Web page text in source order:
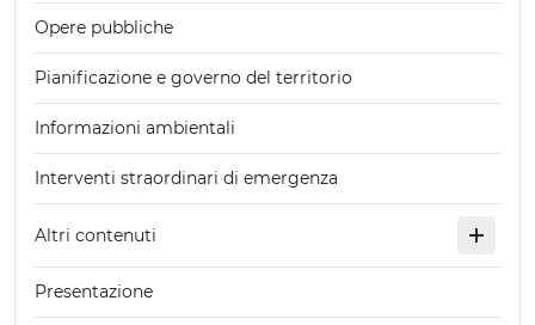
Opere pubbliche
Pianificazione e governo del territorio
Informazioni ambientali
Interventi straordinari di emergenza
Altri contenuti
Presentazione